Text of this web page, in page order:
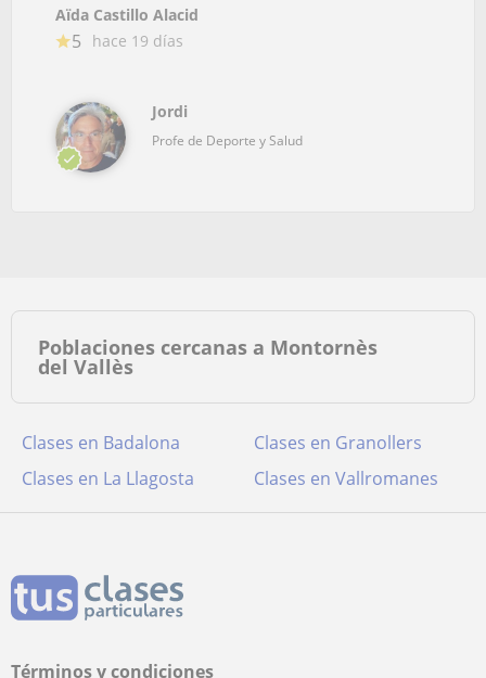
Aïda Castillo Alacid
5 hace 19 días
Jordi
Profe de Deporte y Salud
Poblaciones cercanas a Montornès
del Vallès
Clases en Badalona
Clases en Granollers
Clases en La Llagosta
Clases en Vallromanes
Términos y condiciones